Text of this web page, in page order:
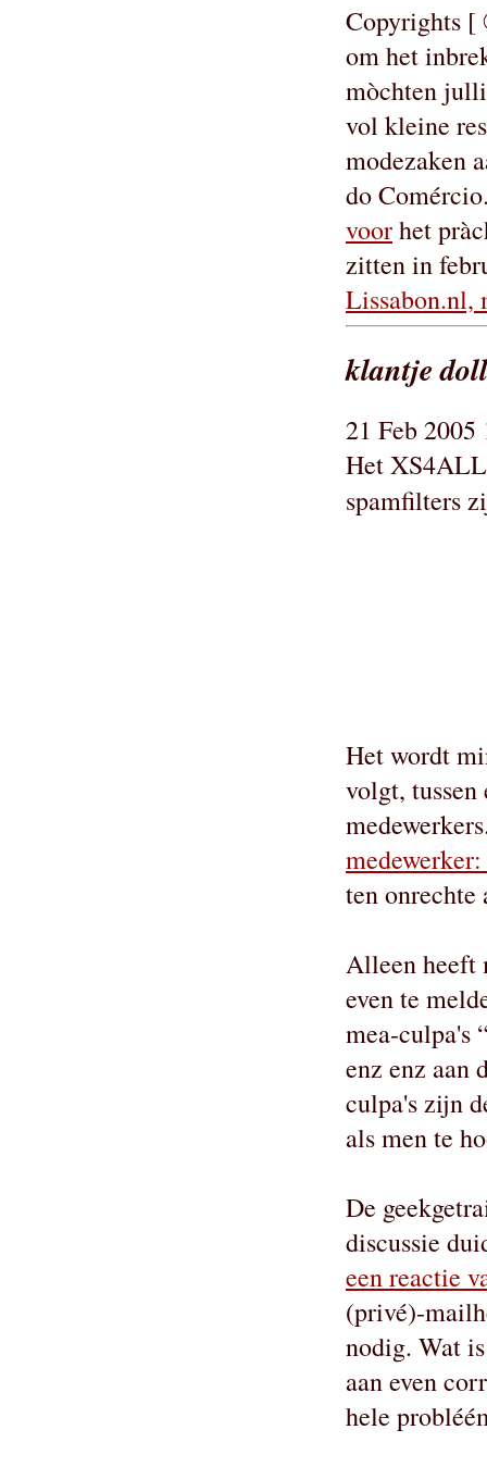
Copyrights [
om het
mòchten
vol kleine
modezaken
do
voorhet
zitten in
Lissabon.nl,
klantje
21 Feb 2005
Het
spamfilters
Het wordt
volgt,
ten onrechte
Alleen heeft
even te
mea-culpa's
enz enz aan
culpa's zijn
als men te
De
discussie
een reactie
(privé)-
nodig. Wat
aan even
hele